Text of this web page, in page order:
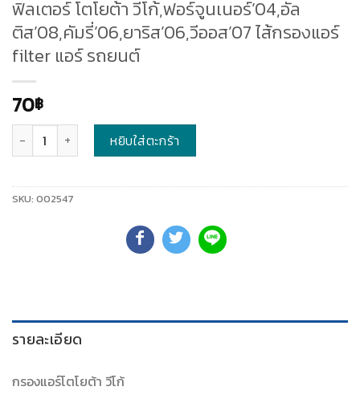
ฟิลเตอร์ โตโยต้า วีโก้,ฟอร์จูนเนอร์’04,อัล
ติส’08,คัมรี่’06,ยาริส’06,วีออส’07 ไส้กรองแอร์
filter แอร์ รถยนต์
70฿
หยิบใส่ตะกร้า
SKU: 002547
รายละเอียด
กรองแอร์โตโยต้า วีโก้